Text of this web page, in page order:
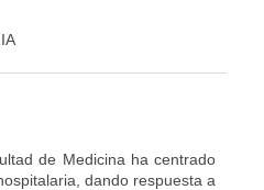
de Medicina ha centrado
dando respuesta a